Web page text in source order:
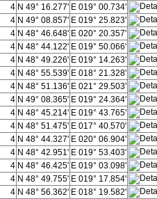
4 N 49° 16.277' E 019° 00.734'
4 N 49° 08.857' E 019° 25.823'
4 N 48° 46.648' E 020° 20.357'
4 N 48° 44.122' E 019° 50.066'
4 N 48° 49.226' E 019° 14.263'
4 N 48° 55.539' E 018° 21.328'
4 N 48° 51.136' E 021° 29.503'
4 N 49° 08.365' E 019° 24.364'
4 N 48° 45.214' E 019° 43.765'
4 N 48° 51.475' E 017° 40.570'
4 N 48° 44.327' E 020° 06.904'
4 N 48° 42.951' E 019° 53.403'
4 N 48° 46.425' E 019° 03.098'
4 N 48° 49.755' E 019° 17.854'
4 N 48° 56.362' E 018° 19.582'